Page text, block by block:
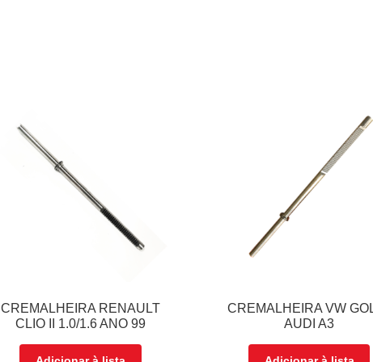
CREMALHEIRA RENAULT
CLIO II 1.0/1.6 ANO 99
CREMALHEIRA VW
AUDI A3